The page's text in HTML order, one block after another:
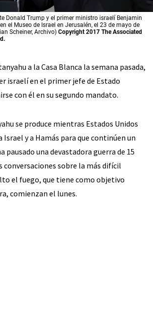
Donald Trump y el primer ministro israelí Benjamin
el Museo de Israel en Jerusalén, el 23 de mayo de
Scheiner, Archivo) Copyright 2017 The Associated
a la Casa Blanca la semana pasada,
israelí en el primer jefe de Estado
con él en su segundo mandato.
se produce mientras Estados Unidos
Israel y a Hamás para que continúen un
pausado una devastadora guerra de 15
conversaciones sobre la más difícil
el fuego, que tiene como objetivo
comienzan el lunes.